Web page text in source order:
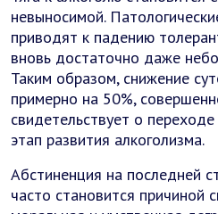
невыносимой.
приводят к падению
вновь достаточно даже
Таким образом, снижение
примерно на 50%,
свидетельствует о
этап развития алкоголизма.
Абстиненция на последней
часто становится причиной